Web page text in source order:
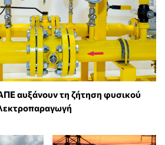
αυξάνουν τη ζήτηση φυσικού